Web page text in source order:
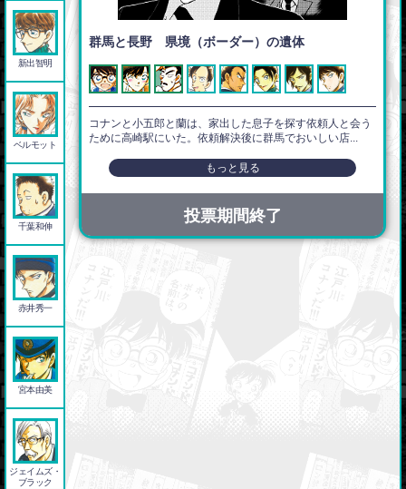
群馬と長野 県境（ボーダー）の遺体
コナンと小五郎と蘭は、家出した息子を探す依頼人と会う
ために高崎駅にいた。依頼解決後に群馬でおいしい店...
もっと見る
投票期間終了
新出智明
ベルモット
千葉和伸
赤井秀一
宮本由美
ジェイムズ・
ブラック